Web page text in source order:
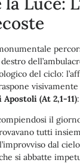
del ciclo:
(At 2,1-11):
il
tutti
dal
si abbatte